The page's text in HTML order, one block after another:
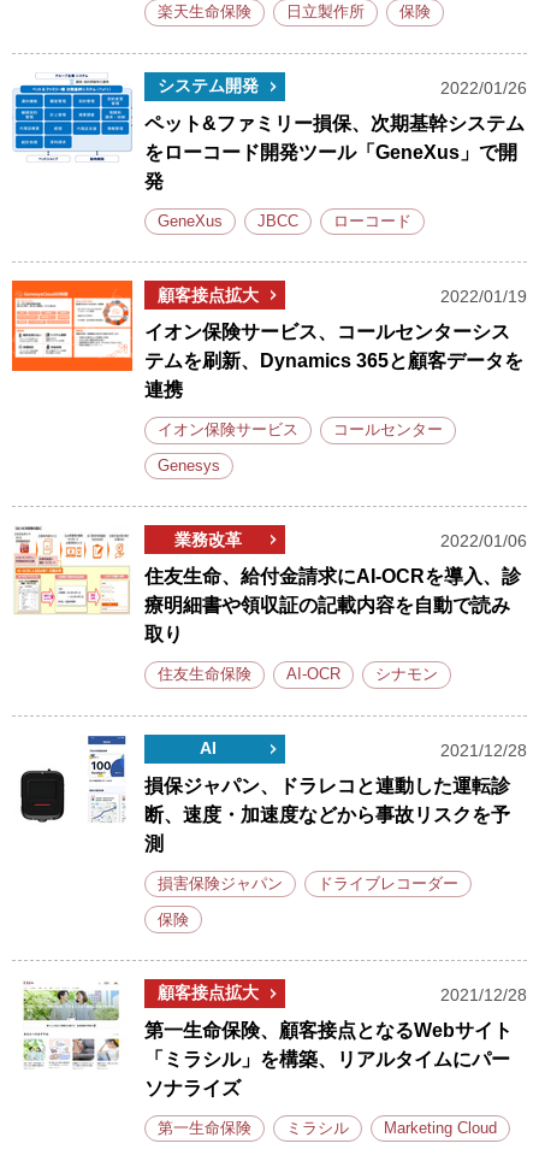
楽天生命保険 日立製作所 保険
システム開発 2022/01/26
ペット&ファミリー損保、次期基幹システム
をローコード開発ツール「GeneXus」で開
発
GeneXus JBCC ローコード
顧客接点拡大 2022/01/19
イオン保険サービス、コールセンターシス
テムを刷新、Dynamics 365と顧客データを
連携
イオン保険サービス コールセンター
Genesys
業務改革 2022/01/06
住友生命、給付金請求にAI-OCRを導入、診
療明細書や領収証の記載内容を自動で読み
取り
住友生命保険 AI-OCR シナモン
AI 2021/12/28
損保ジャパン、ドラレコと連動した運転診
断、速度・加速度などから事故リスクを予
測
損害保険ジャパン ドライブレコーダー
保険
顧客接点拡大 2021/12/28
第一生命保険、顧客接点となるWebサイト
「ミラシル」を構築、リアルタイムにパー
ソナライズ
第一生命保険 ミラシル Marketing Cloud